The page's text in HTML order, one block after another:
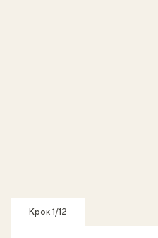
Крок 1/12